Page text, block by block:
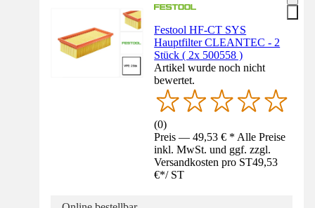
Festool HF-CT SYS
Hauptfilter CLEANTEC - 2
Stück ( 2x 500558 )
Artikel wurde noch nicht
bewertet.
(0)
Preis — 49,53 € * Alle Preise
inkl. MwSt. und ggf. zzgl.
Versandkosten pro ST49,53
€*/ ST